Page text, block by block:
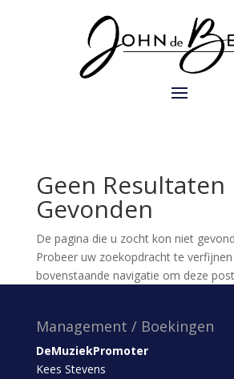
Geen Resultaten
Gevonden
De pagina die u zocht kon niet
Probeer uw zoekopdracht te
bovenstaande navigatie om deze
Management / Boekingen
DeMuziekPromoter
Kees Stevens